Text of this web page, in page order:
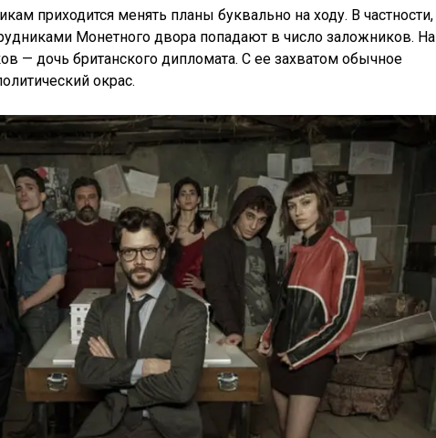
приходится менять планы буквально на ходу. В частности,
Монетного двора попадают в число заложников. На
— дочь британского дипломата. С ее захватом обычное
окрас.